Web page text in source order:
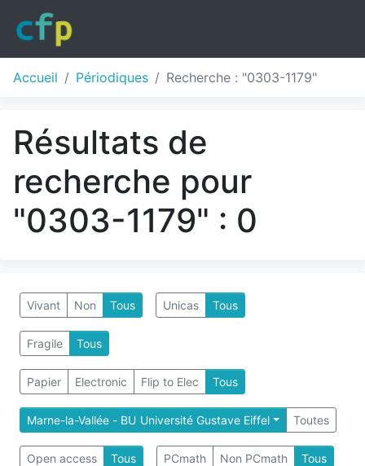
Accueil Périodiques Recherche : "0303-1179"
Résultats de
recherche pour
"0303-1179" : 0
Vivant Non Tous Unicas Tous
Fragile Tous
Papier Electronic Flip to Elec Tous
Marne-la-Vallée - BU Université Gustave Eiffel Toutes
Open access Tous PCmath Non PCmath Tous